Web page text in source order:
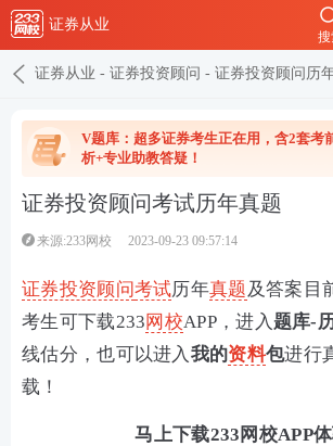
证券从业
证券从业 - 证券投资顾问 - 证券投资顾问历
V题库：超多证券考生正在用，含2套考
析+专业助教答疑！
证券投资顾问考试历年真题
来源:233网校 2023-09-23 09:57:14
证券投资顾问考试历年真题及答案目
考生可下载233网校APP，进入题库-
线估分，也可以进入 我的资料包进行
载！
马上下载233网校APP